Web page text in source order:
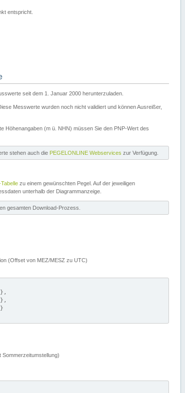
entspricht.
seit dem 1. Januar 2000 herunterzuladen.
Messwerte wurden noch nicht validiert und können Ausreißer,
Höhenangaben (m ü. NHN) müssen Sie den PNP-Wert des
stehen auch die PEGELONLINE Webservices zur Verfügung.
zu einem gewünschten Pegel. Auf der jeweiligen
unterhalb der Diagrammanzeige.
gesamten Download-Prozess.
(Offset von MEZ/MESZ zu UTC)
Sommerzeitumstellung)